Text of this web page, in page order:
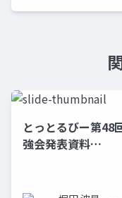
とっとるびー第48
強会発表資料
ービス作成)